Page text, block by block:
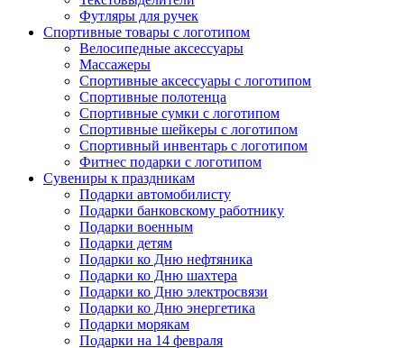
Футляры для ручек
Спортивные товары с логотипом
Велосипедные аксессуары
Массажеры
Спортивные аксессуары с логотипом
Спортивные полотенца
Спортивные сумки с логотипом
Спортивные шейкеры с логотипом
Спортивный инвентарь с логотипом
Фитнес подарки с логотипом
Сувениры к праздникам
Подарки автомобилисту
Подарки банковскому работнику
Подарки военным
Подарки детям
Подарки ко Дню нефтяника
Подарки ко Дню шахтера
Подарки ко Дню электросвязи
Подарки ко Дню энергетика
Подарки морякам
Подарки на 14 февраля